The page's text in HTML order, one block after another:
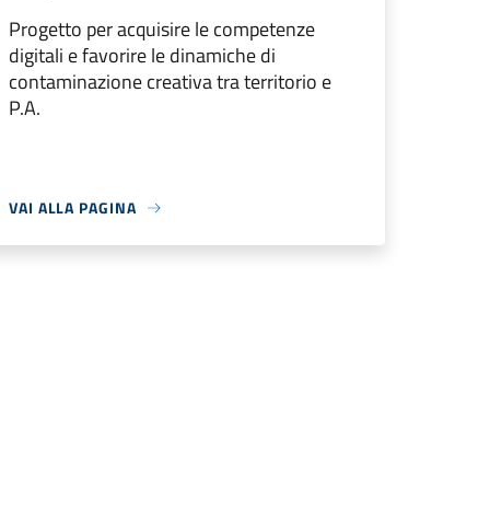
Progetto per acquisire le competenze
digitali e favorire le dinamiche di
contaminazione creativa tra territorio e
P.A.
VAI ALLA PAGINA